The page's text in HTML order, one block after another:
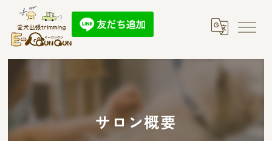
サロン概要